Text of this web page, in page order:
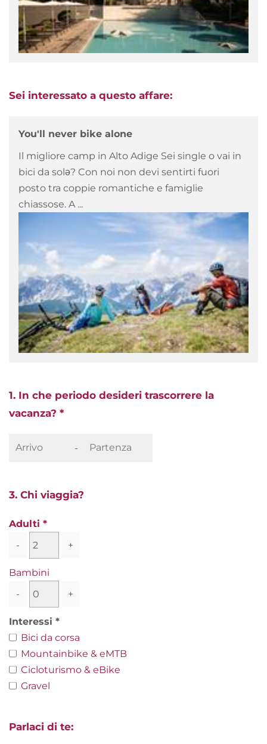
Sei interessato a questo affare:
You'll never bike alone
Il migliore camp in Alto Adige Sei single o vai in
bici da solə? Con noi non devi sentirti fuori
posto tra coppie romantiche e famiglie
chiassose. A ...
1. In che periodo desideri trascorrere la
vacanza? *
-
3. Chi viaggia?
Adulti
-
+
Bambini
-
+
Interessi
Bici da corsa
Mountainbike & eMTB
Cicloturismo & eBike
Gravel
Parlaci di te: